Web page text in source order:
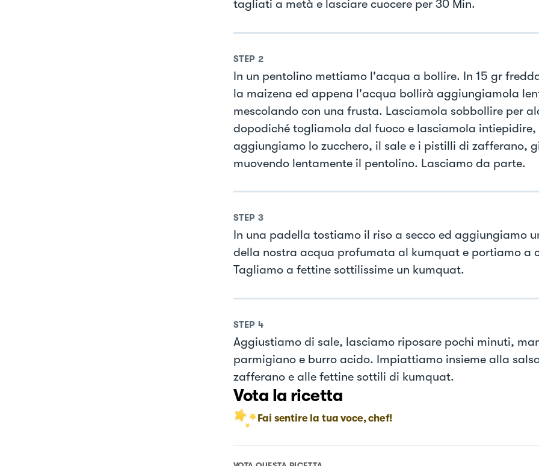
tagliati a metà e lasciare cuocere per 30 Min.
STEP 2
In un pentolino mettiamo l'acqua a bollire. In 15 gr
la maizena ed appena l'acqua bollirà aggiungiamola
mescolando con una frusta. Lasciamola sobbollire per
dopodiché togliamola dal fuoco e lasciamola intiepidire,
aggiungiamo lo zucchero, il sale e i pistilli di zafferano,
muovendo lentamente il pentolino. Lasciamo da parte.
STEP 3
In una padella tostiamo il riso a secco ed aggiungiamo
della nostra acqua profumata al kumquat e portiamo a
Tagliamo a fettine sottilissime un kumquat.
STEP 4
Aggiustiamo di sale, lasciamo riposare pochi minuti,
parmigiano e burro acido. Impiattiamo insieme alla
zafferano e alle fettine sottili di kumquat.
Vota la ricetta
Fai sentire la tua voce, chef!